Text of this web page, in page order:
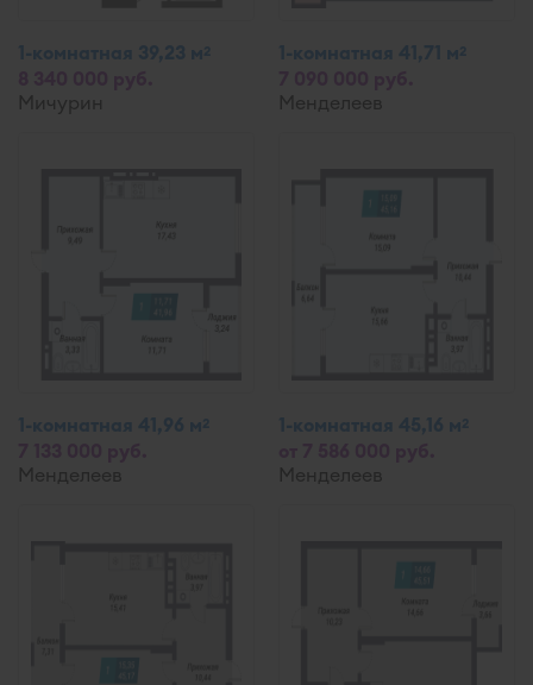
1-комнатная 39,23 м2
Мичурин
1-комнатная 41,71 м2
Менделеев
1-комнатная 41,96 м2
Менделеев
1-комнатная 45,16 м2
Менделеев